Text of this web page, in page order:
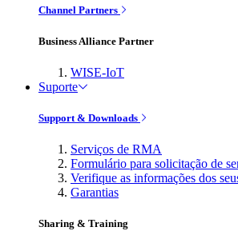
Channel Partners
Business Alliance Partner
WISE-IoT
Suporte
Support & Downloads
Serviços de RMA
Formulário para solicitação de
Verifique as informações dos
Garantias
Sharing & Training